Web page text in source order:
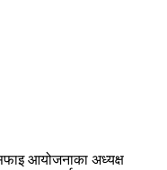
आयोजनाका अध्यक्ष